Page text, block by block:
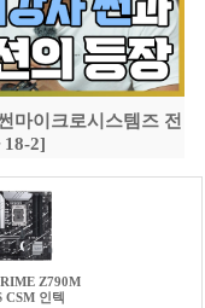
마이크로시스템즈 전
18-2]